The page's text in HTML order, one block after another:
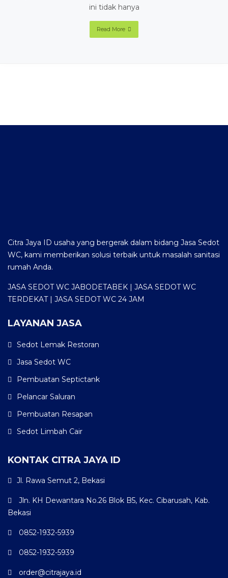
ini tidak hanya
Read More
Citra Jaya ID usaha yang bergerak dalam bidang Jasa Sedot
WC, kami memberikan solusi terbaik untuk masalah sanitasi
rumah Anda.
JASA SEDOT WC JABODETABEK | JASA SEDOT WC
TERDEKAT | JASA SEDOT WC 24 JAM
LAYANAN JASA
Sedot Lemak Restoran
Jasa Sedot WC
Pembuatan Septictank
Pelancar Saluran
Pembuatan Resapan
Sedot Limbah Cair
KONTAK CITRA JAYA ID
Jl. Rawa Semut 2, Bekasi
Jln. KH Dewantara No.26 Blok B5, Kec. Cibarusah, Kab.
Bekasi
0852-1932-5939
0852-1932-5939
order@citrajaya.id